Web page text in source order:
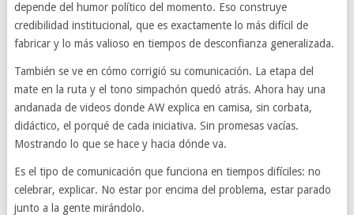
depende del humor político del momento. Eso construye
credibilidad institucional, que es exactamente lo más difícil de
fabricar y lo más valioso en tiempos de desconfianza generalizada.
También se ve en cómo corrigió su comunicación. La etapa del
mate en la ruta y el tono simpachón quedó atrás. Ahora hay una
andanada de videos donde AW explica en camisa, sin corbata,
didáctico, el porqué de cada iniciativa. Sin promesas vacías.
Mostrando lo que se hace y hacia dónde va.
Es el tipo de comunicación que funciona en tiempos difíciles: no
celebrar, explicar. No estar por encima del problema, estar parado
junto a la gente mirándolo.